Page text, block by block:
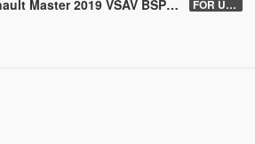
BSPP [ADD-ON / REPLACE] [UNLOCKED] FOR USERS 1.1